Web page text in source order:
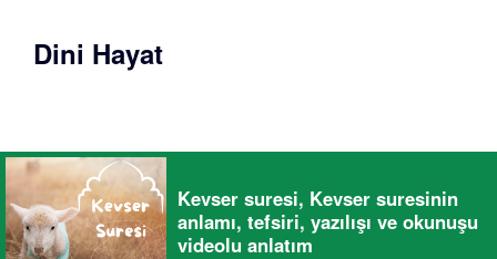
Dini Hayat
Kevser suresi, Kevser suresinin
anlamı, tefsiri, yazılışı ve okunuşu
videolu anlatım